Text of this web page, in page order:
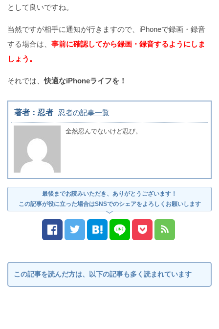
として良いですね。
当然ですが相手に通知が行きますので、iPhoneで録画・録音
する場合は、 事前に確認してから録画・録音するようにしま
しょう。
それでは、快適なiPhoneライフを！
著者：忍者 忍者の記事一覧
全然忍んでないけど忍び。
最後までお読みいただき、ありがとうございます！
この記事が役に立った場合はSNSでのシェアをよろしくお願いします
この記事を読んだ方は、以下の記事も多く読まれています